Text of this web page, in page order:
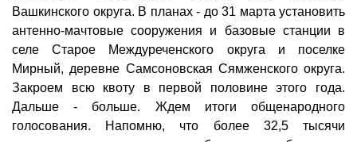
Вашкинского округа. В планах - до 31 марта установить
антенно-мачтовые сооружения и базовые станции в
селе Старое Междуреченского округа и поселке
Мирный, деревне Самсоновская Сямженского округа.
Закроем всю квоту в первой половине этого года.
Дальше - больше. Ждем итоги общенародного
голосования. Напомню, что более 32,5 тысячи